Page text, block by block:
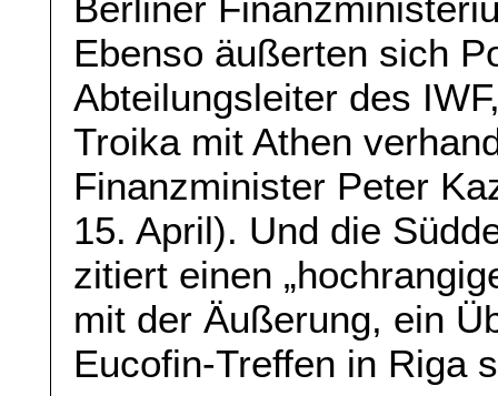
Ebenso äußerten sich
Abteilungsleiter des
Troika mit Athen
Finanzminister Peter
15. April). Und die
zitiert einen
mit der Äußerung, ein
Eucofin-Treffen in Riga